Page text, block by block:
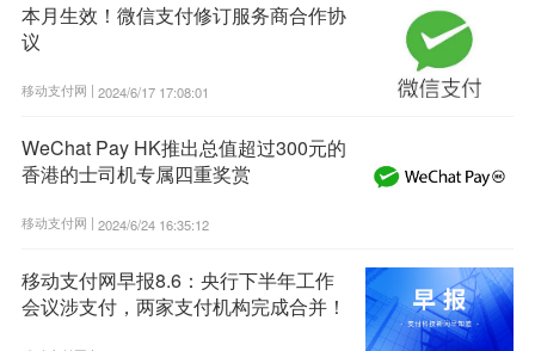
本月生效！微信支付修订服务商合作协
议
移动支付网 | 2024/6/17 17:08:01
WeChat Pay HK推出总值超过300元的
香港的士司机专属四重奖赏
移动支付网 | 2024/6/24 16:35:12
移动支付网早报8.6：央行下半年工作
会议涉支付，两家支付机构完成合并！